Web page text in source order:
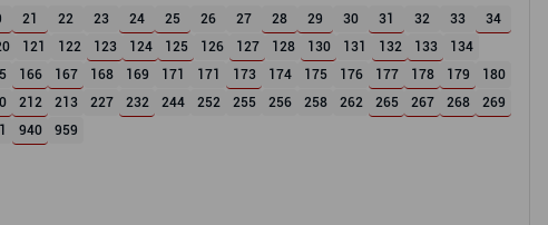
21 22 23 24 25 26 27 28 29 30 31 32 33
34
121 122 123 124 125 126 127 128 130 131 132 133
134
166 167 168 169 171 171 173 174 175 176 177 178 179
180
212 213 227 232 244 252 255 256 258 262 265 267 268
269
940 959